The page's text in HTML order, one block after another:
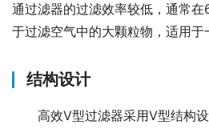
通过滤器的过滤效率较低，通常
于过滤空气中的大颗粒物，适用于
结构设计
高效V型过滤器采用V型结构